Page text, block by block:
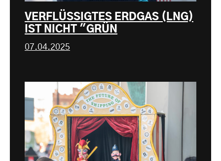
VERFLÜSSIGTES ERDGAS (LNG)
IST NICHT "GRÜN
07.04.2025